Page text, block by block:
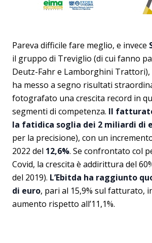
Pareva difficile fare meglio, e invece
il gruppo di Treviglio (di cui fanno
Deutz-Fahr e Lamborghini
ha messo a segno risultati
fotografato una crescita record in
segmenti di competenza. Il
la fatidica soglia dei 2 miliardi di
per la precisione), con un
2022 del 12,6%. Se confrontato col
Covid, la crescita è addirittura del
del 2019). L’Ebitda ha raggiunto
di euro, pari al 15,9% sul fatturato,
aumento rispetto all’11,1%.